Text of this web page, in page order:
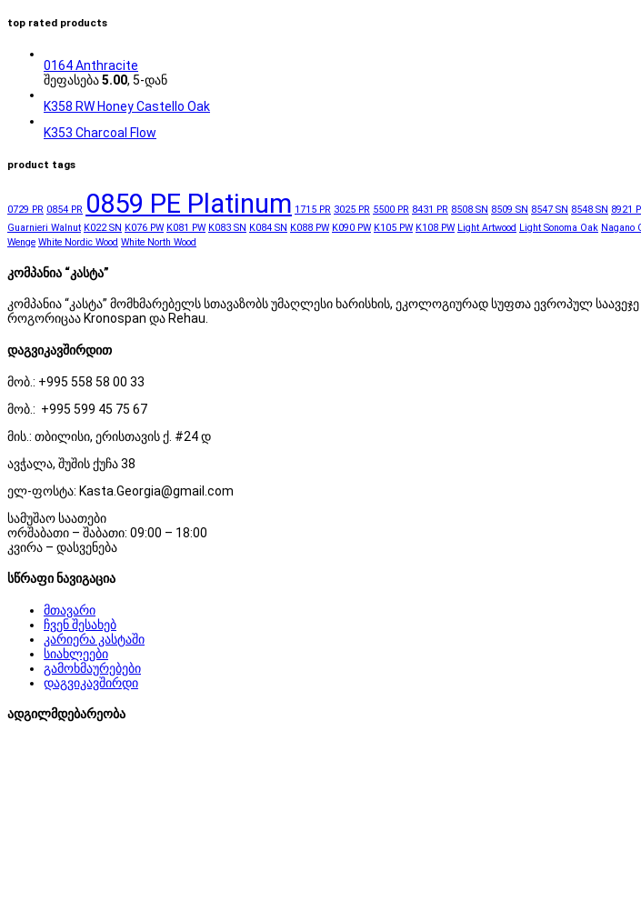
top rated products
0164 Anthracite
შეფასება5.00, 5-დან
K358 RW Honey Castello Oak
K353 Charcoal Flow
product tags
0729 PR 0854 PR 0859 PE Platinum 1715 PR 3025 PR 5500 PR 8431 PR 8508 SN 8509 SN 8547 SN 8548 SN 8921
Guarnieri Walnut K022 SN K076 PW K081 PW K083 SN K084 SN K088 PW K090 PW K105 PW K108 PW Light Artwood Light Sonoma Oak Nagano
Wenge White Nordic Wood White North Wood
კომპანია “კასტა”
კომპანია “კასტა” მომხმარებელს სთავაზობს უმაღლესი ხარისხის, ეკოლოგიურად სუფთა ევროპულ
როგორიცაა Kronospan და Rehau.
დაგვიკავშირდით
მობ.: +995 558 58 00 33
მობ.: +995 599 45 75 67
მის.: თბილისი, ერისთავის ქ. #24 დ
ავჭალა, შუშის ქუჩა 38
ელ-ფოსტა: Kasta.Georgia@gmail.com
სამუშაო საათები
ორშაბათი – შაბათი: 09:00 – 18:00
კვირა – დასვენება
სწრაფი ნავიგაცია
მთავარი
ჩვენ შესახებ
კარიერა კასტაში
სიახლეები
გამოხმაურებები
დაგვიკავშირდი
ადგილმდებარეობა